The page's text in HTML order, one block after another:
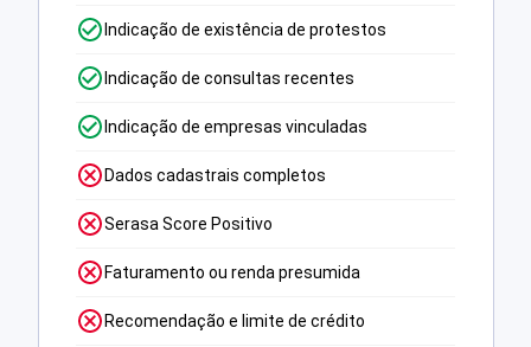
Indicação de existência de protestos
Indicação de consultas recentes
Indicação de empresas vinculadas
Dados cadastrais completos
Serasa Score Positivo
Faturamento ou renda presumida
Recomendação e limite de crédito